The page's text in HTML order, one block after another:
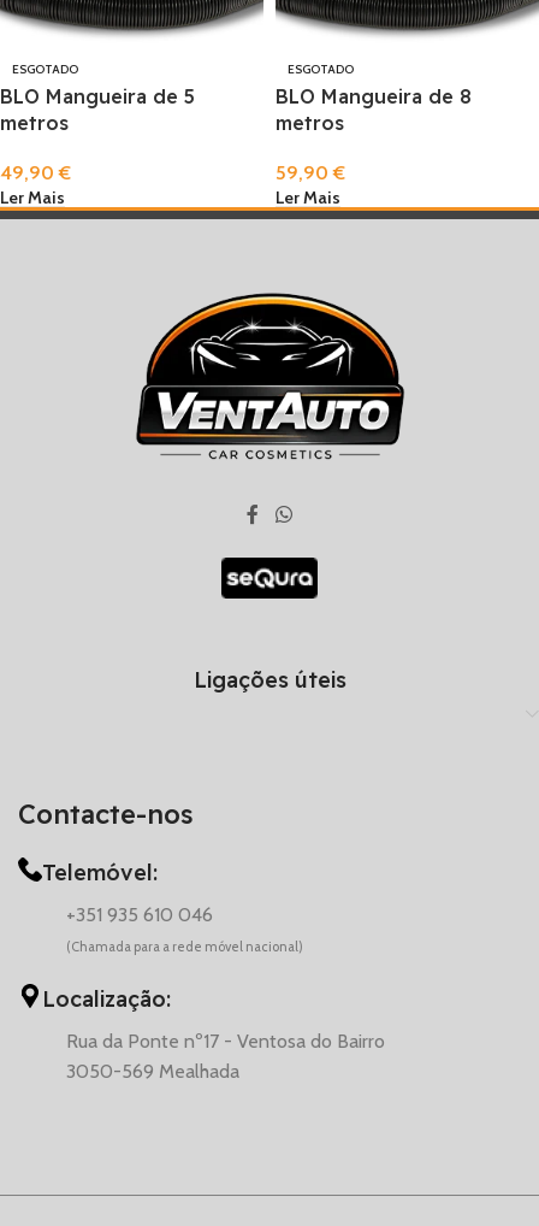
ESGOTADO
BLO Mangueira de 5
metros
49,90€
Ler Mais
ESGOTADO
BLO Mangueira de 8
metros
59,90€
Ler Mais
Contacte-nos
Telemóvel:
+351 935 610 046
(Chamada para a rede móvel nacional)
Localização:
Rua da Ponte nº17 - Ventosa do Bairro
3050-569 Mealhada
Ligações úteis